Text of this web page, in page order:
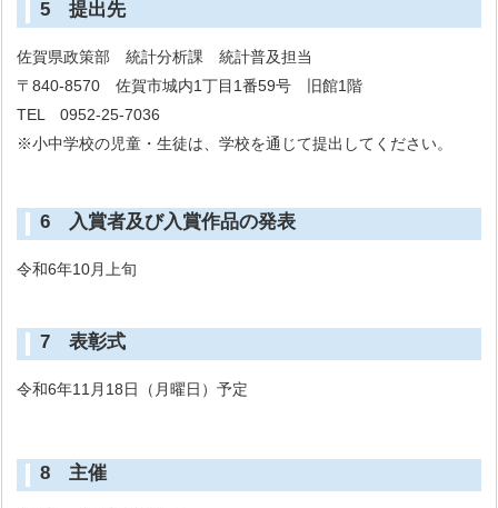
5 提出先
佐賀県政策部 統計分析課 統計普及担当
〒840-8570 佐賀市城内1丁目1番59号 旧館1階
TEL 0952-25-7036
※小中学校の児童・生徒は、学校を通じて提出してください。
6 入賞者及び入賞作品の発表
令和6年10月上旬
7 表彰式
令和6年11月18日（月曜日）予定
8 主催